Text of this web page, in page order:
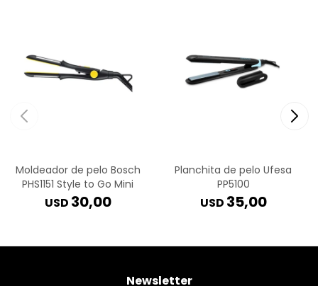
Moldeador de pelo Bosch
PHS1151 Style to Go Mini
USD 30,00
Planchita de pelo Ufesa
PP5100
USD 35,00
Newsletter